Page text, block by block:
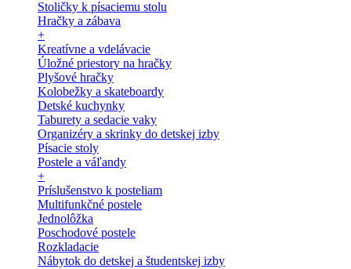
Stoličky k písaciemu stolu
Hračky a zábava
+
Kreatívne a vdelávacie
Úložné priestory na hračky
Plyšové hračky
Kolobežky a skateboardy
Detské kuchynky
Taburety a sedacie vaky
Organizéry a skrinky do detskej izby
Písacie stoly
Postele a váľandy
+
Príslušenstvo k posteliam
Multifunkčné postele
Jednolôžka
Poschodové postele
Rozkladacie
Nábytok do detskej a študentskej izby